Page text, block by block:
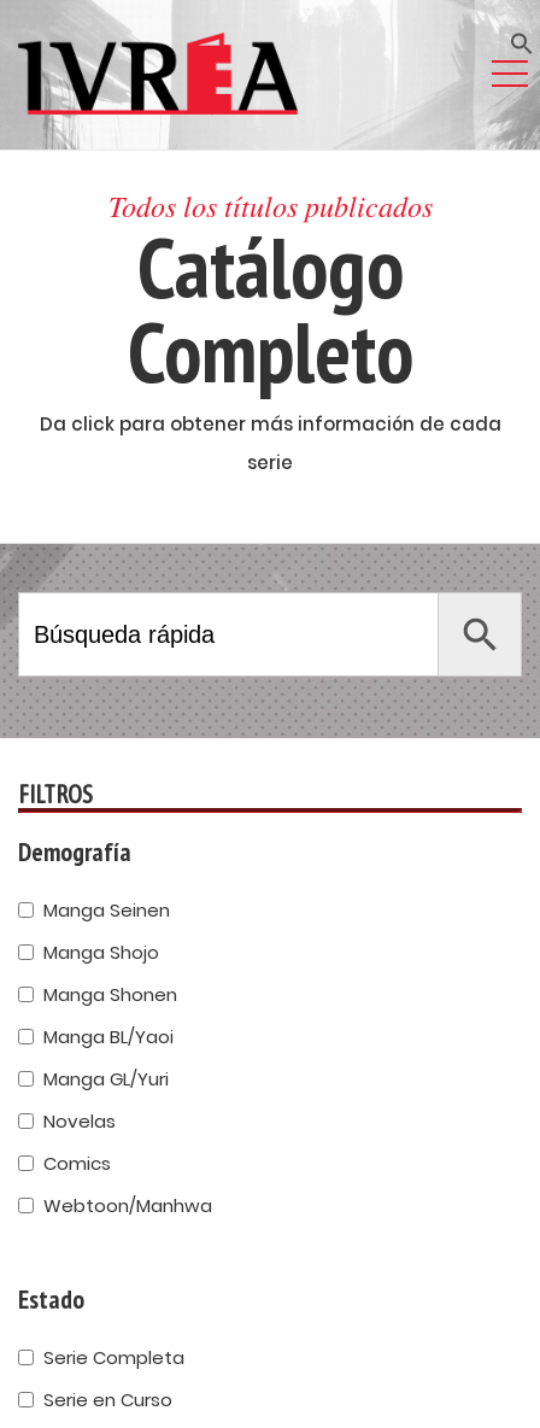
Todos los títulos publicados
Catálogo
Completo
Da click para obtener más información de cada
serie
Search
for:
Search Button
FILTROS
Demografía
Manga Seinen
Manga Shojo
Manga Shonen
Manga BL/Yaoi
Manga GL/Yuri
Novelas
Comics
Webtoon/Manhwa
Estado
Serie Completa
Serie en Curso